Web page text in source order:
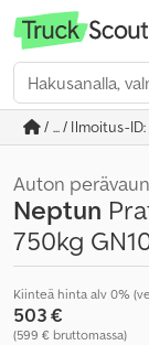
/ ... / Ilmoitus-
Auton
Neptun
750kg
Kiinteä hinta alv 0%
503 €
(599 € bruttomassa)